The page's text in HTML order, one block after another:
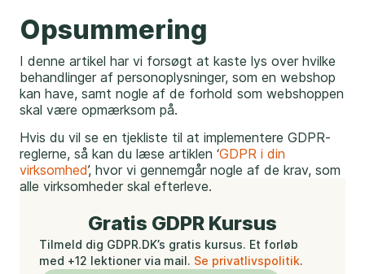
Gratis GDPR Kursus
Tilmeld dig GDPR.DK’s gratis kursus. Et forløb
med +12 lektioner via mail. Se privatlivspolitik.
Opsummering
I denne artikel har vi forsøgt at kaste lys over hvilke
behandlinger af personoplysninger, som en webshop
kan have, samt nogle af de forhold som webshoppen
skal være opmærksom på.
Hvis du vil se en tjekliste til at implementere GDPR-
reglerne, så kan du læse artiklen ‘GDPR i din
virksomhed’, hvor vi gennemgår nogle af de krav, som
alle virksomheder skal efterleve.